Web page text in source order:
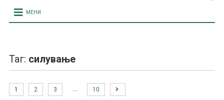
МЕНИ
Таг: силување
1 2 3 10